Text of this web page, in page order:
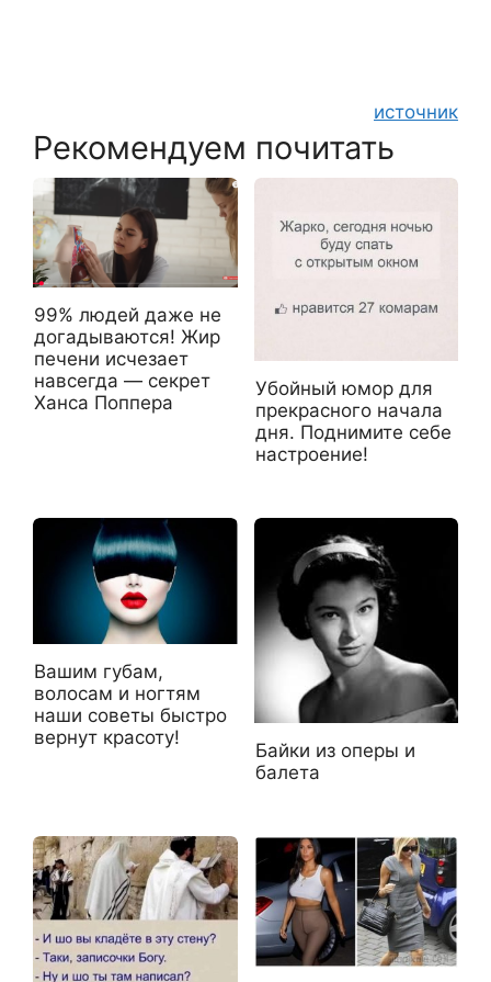
источник
Рекомендуем почитать
99% людей даже не
догадываются! Жир
печени исчезает
навсегда — секрет
Ханса Поппера
Убойный юмор для
прекрасного начала
дня. Поднимите себе
настроение!
Вашим губам,
волосам и ногтям
наши советы быстро
вернут красоту!
Байки из оперы и
балета